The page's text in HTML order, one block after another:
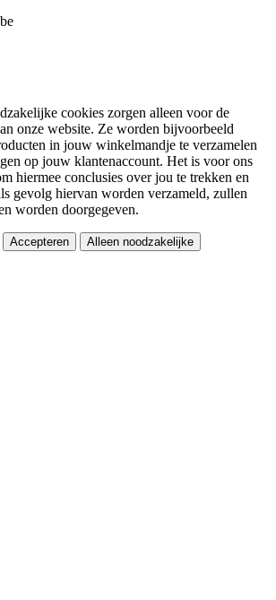
cookies zorgen alleen voor de
onze website. Ze worden bijvoorbeeld
in jouw winkelmandje te verzamelen
op jouw klantenaccount. Het is voor ons
hiermee conclusies over jou te trekken en
gevolg hiervan worden verzameld, zullen
worden doorgegeven.
Accepteren Alleen noodzakelijke